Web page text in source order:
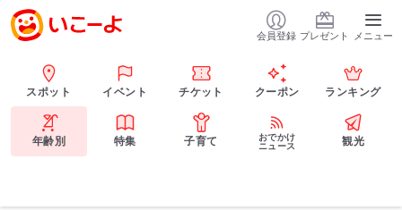
会員登録 プレゼント メニュー
スポット イベント チケット クーポン ランキング
年齢別 特集 子育て
おでかけ
ニュース
観光